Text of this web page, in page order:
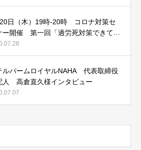
日（木）19時-20時 コロナ対策セ
ー開催 第一回「過労死対策できてい
か？その時会社は守れません！」
ルパームロイヤルNAHA 代表取締役
人 高倉直久様インタビュー